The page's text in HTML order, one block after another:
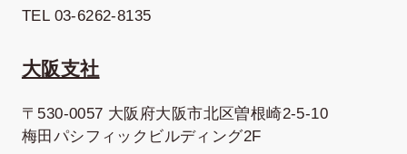
TEL 03-6262-8135
大阪支社
〒530-0057 大阪府大阪市北区曽根崎2-5-10
梅田パシフィックビルディング2F